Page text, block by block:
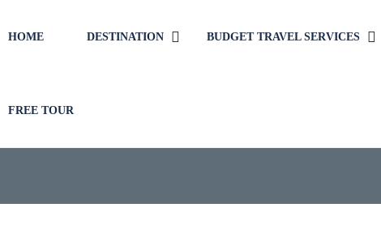
HOME DESTINATION BUDGET TRAVEL SERVICES
FREE TOUR